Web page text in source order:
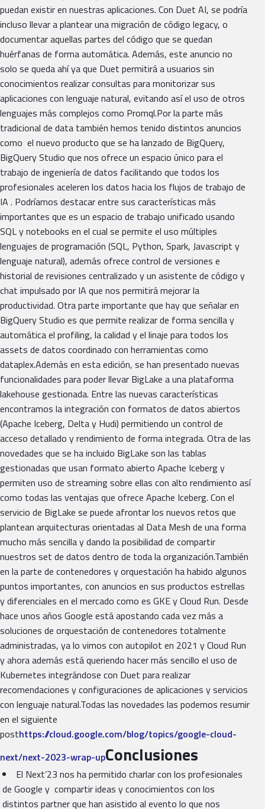
puedan existir en nuestras aplicaciones. Con Duet AI, se podría
incluso llevar a plantear una migración de código legacy, o
documentar aquellas partes del código que se quedan
huérfanas de forma automática. Además, este anuncio no
solo se queda ahí ya que Duet permitirá a usuarios sin
conocimientos realizar consultas para monitorizar sus
aplicaciones con lenguaje natural, evitando así el uso de otros
lenguajes más complejos como Promql.Por la parte más
tradicional de data también hemos tenido distintos anuncios
como el nuevo producto que se ha lanzado de BigQuery,
BigQuery Studio que nos ofrece un espacio único para el
trabajo de ingeniería de datos facilitando que todos los
profesionales aceleren los datos hacia los flujos de trabajo de
IA . Podríamos destacar entre sus características más
importantes que es un espacio de trabajo unificado usando
SQL y notebooks en el cual se permite el uso múltiples
lenguajes de programación (SQL, Python, Spark, Javascript y
lenguaje natural), además ofrece control de versiones e
historial de revisiones centralizado y un asistente de código y
chat impulsado por IA que nos permitirá mejorar la
productividad. Otra parte importante que hay que señalar en
BigQuery Studio es que permite realizar de forma sencilla y
automática el profiling, la calidad y el linaje para todos los
assets de datos coordinado con herramientas como
dataplex.Además en esta edición, se han presentado nuevas
funcionalidades para poder llevar BigLake a una plataforma
lakehouse gestionada. Entre las nuevas características
encontramos la integración con formatos de datos abiertos
(Apache Iceberg, Delta y Hudi) permitiendo un control de
acceso detallado y rendimiento de forma integrada. Otra de las
novedades que se ha incluido BigLake son las tablas
gestionadas que usan formato abierto Apache Iceberg y
permiten uso de streaming sobre ellas con alto rendimiento así
como todas las ventajas que ofrece Apache Iceberg. Con el
servicio de BigLake se puede afrontar los nuevos retos que
plantean arquitecturas orientadas al Data Mesh de una forma
mucho más sencilla y dando la posibilidad de compartir
nuestros set de datos dentro de toda la organización.También
en la parte de contenedores y orquestación ha habido algunos
puntos importantes, con anuncios en sus productos estrellas
y diferenciales en el mercado como es GKE y Cloud Run. Desde
hace unos años Google está apostando cada vez más a
soluciones de orquestación de contenedores totalmente
administradas, ya lo vimos con autopilot en 2021 y Cloud Run
y ahora además está queriendo hacer más sencillo el uso de
Kubernetes integrándose con Duet para realizar
recomendaciones y configuraciones de aplicaciones y servicios
con lenguaje natural.Todas las novedades las podemos resumir
en el siguiente
posthttps://cloud.google.com/blog/topics/google-cloud-
next/next-2023-wrap-upConclusiones
El Next’23 nos ha permitido charlar con los profesionales
de Google y compartir ideas y conocimientos con los
distintos partner que han asistido al evento lo que nos